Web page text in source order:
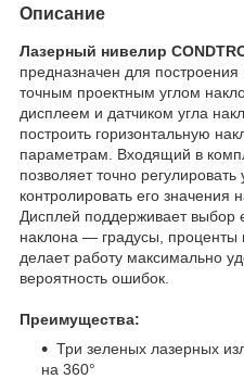
Описание
Лазерный нивелир
предназначен для
точным проектным углом
дисплеем и датчиком угла
построить горизонтальную
параметрам. Входящий в
позволяет точно
контролировать его значения
Дисплей поддерживает выбор
наклона — градусы,
делает работу максимально
вероятность ошибок.
Преимущества:
Три зеленых лазерных
на 360°